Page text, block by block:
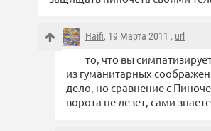
Haifi, 19 Марта 2011 , url
то, что вы
из гуманитарных
дело, но сравнение с
ворота не лезет, сами